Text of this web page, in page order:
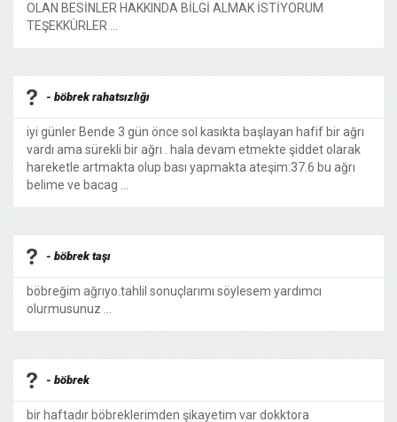
OLAN BESİNLER HAKKINDA BİLGİ ALMAK İSTİYORUM
TEŞEKKÜRLER ...
- böbrek rahatsızlığı
iyi günler Bende 3 gün önce sol kasıkta başlayan hafif bir ağrı
vardı ama sürekli bir ağrı . hala devam etmekte şiddet olarak
hareketle artmakta olup bası yapmakta ateşim:37.6 bu ağrı
belime ve bacag ...
- böbrek taşı
böbreğim ağrıyo.tahlil sonuçlarımı söylesem yardımcı
olurmusunuz ...
- böbrek
bir haftadır böbreklerimden şikayetim var dokktora